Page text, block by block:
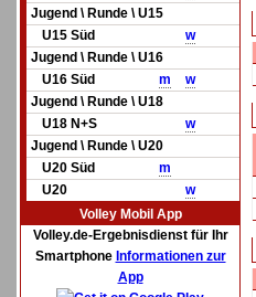
Jugend \ Runde \ U15
U15 Süd
w
Jugend \ Runde \ U16
U16 Süd
m
w
Jugend \ Runde \ U18
U18 N+S
w
Jugend \ Runde \ U20
U20 Süd
m
U20
w
Volley Mobil App
Volley.de-Ergebnisdienst für Ihr
Smartphone Informationen zur
App